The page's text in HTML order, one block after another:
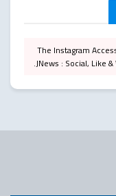
The Instagram
JNews : Social, Like